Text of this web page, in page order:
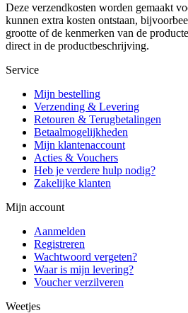
Deze verzendkosten worden gemaakt
kunnen extra kosten ontstaan,
grootte of de kenmerken van de
direct in de productbeschrijving.
Service
Mijn bestelling
Verzending & Levering
Retouren & Terugbetalingen
Betaalmogelijkheden
Mijn klantenaccount
Acties & Vouchers
Heb je verdere hulp nodig?
Zakelijke klanten
Mijn account
Aanmelden
Registreren
Wachtwoord vergeten?
Waar is mijn levering?
Voucher verzilveren
Weetjes